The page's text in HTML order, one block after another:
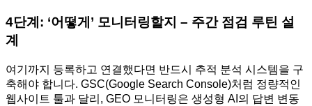
4단계: ‘어떻게’ 모니터링할지 – 주간 점검 루틴 설
계
여기까지 등록하고 연결했다면 반드시 추적 분석 시스템을 구
축해야 합니다. GSC(Google Search Console)처럼 정량적인
웹사이트 툴과 달리, GEO 모니터링은 생성형 AI의 답변 변동